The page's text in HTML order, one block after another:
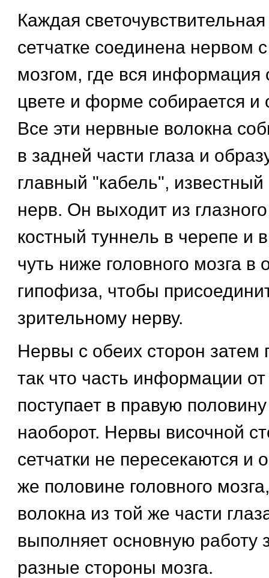
Каждая светочувствительная
сетчатке соединена нервом
мозгом, где вся информация
цвете и форме собирается и
Все эти нервные волокна
в задней части глаза и
главный "кабель",
нерв. Он выходит из
костный туннель в черепе и
чуть ниже головного мозга в
гипофиза, чтобы
зрительному нерву.
Нервы с обеих сторон затем
так что часть информации от
поступает в правую
наоборот. Нервы височной
сетчатки не пересекаются и
же половине головного
волокна из той же части
выполняет основную работу
разные стороны мозга.